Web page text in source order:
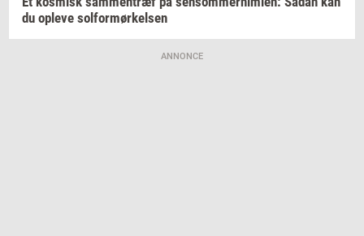
du op­le­ve sol­for­mør­kel­sen
ANNONCE